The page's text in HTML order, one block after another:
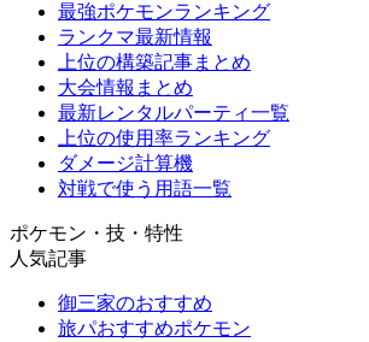
最強ポケモンランキング
ランクマ最新情報
上位の構築記事まとめ
大会情報まとめ
最新レンタルパーティ一覧
上位の使用率ランキング
ダメージ計算機
対戦で使う用語一覧
ポケモン・技・特性
人気記事
御三家のおすすめ
旅パおすすめポケモン